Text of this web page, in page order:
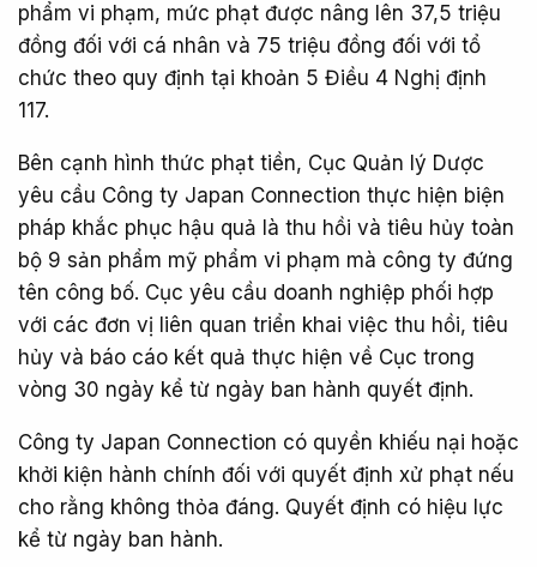
phẩm vi phạm, mức phạt được nâng lên 37,5 triệu
đồng đối với cá nhân và 75 triệu đồng đối với tổ
chức theo quy định tại khoản 5 Điều 4 Nghị định
117.
Bên cạnh hình thức phạt tiền, Cục Quản lý Dược
yêu cầu Công ty Japan Connection thực hiện biện
pháp khắc phục hậu quả là thu hồi và tiêu hủy toàn
bộ 9 sản phẩm mỹ phẩm vi phạm mà công ty đứng
tên công bố. Cục yêu cầu doanh nghiệp phối hợp
với các đơn vị liên quan triển khai việc thu hồi, tiêu
hủy và báo cáo kết quả thực hiện về Cục trong
vòng 30 ngày kể từ ngày ban hành quyết định.
Công ty Japan Connection có quyền khiếu nại hoặc
khởi kiện hành chính đối với quyết định xử phạt nếu
cho rằng không thỏa đáng. Quyết định có hiệu lực
kể từ ngày ban hành.